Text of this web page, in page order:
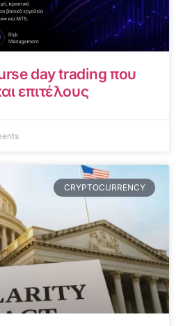
day trading που
επιτέλους
CRYPTOCURRENCY